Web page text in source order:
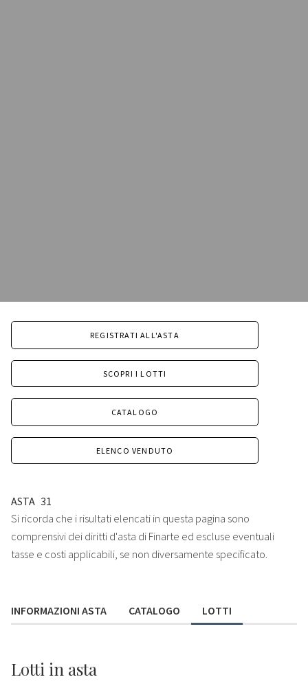
REGISTRATI ALL'ASTA
SCOPRI I LOTTI
CATALOGO
ELENCO VENDUTO
ASTA 31
Si ricorda che i risultati elencati in questa pagina sono
comprensivi dei diritti d'asta di Finarte ed escluse eventuali
tasse e costi applicabili, se non diversamente specificato.
INFORMAZIONI ASTA CATALOGO LOTTI
Lotti in asta